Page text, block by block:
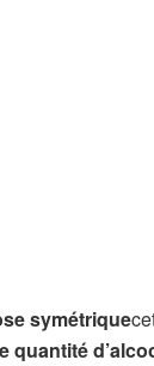
symétrique
quantité